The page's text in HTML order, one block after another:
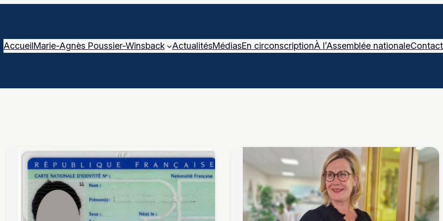
AccueilMarie-Agnès Poussier-Winsback ActualitésMédiasEn circonscriptionÀ l’Assemblée nationaleContact